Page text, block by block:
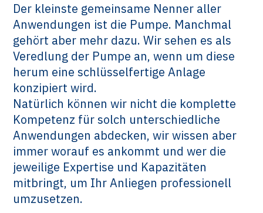
Der kleinste gemeinsame Nenner aller
Anwendungen ist die Pumpe. Manchmal
gehört aber mehr dazu. Wir sehen es als
Veredlung der Pumpe an, wenn um diese
herum eine schlüsselfertige Anlage
konzipiert wird.
Natürlich können wir nicht die komplette
Kompetenz für solch unterschiedliche
Anwendungen abdecken, wir wissen aber
immer worauf es ankommt und wer die
jeweilige Expertise und Kapazitäten
mitbringt, um Ihr Anliegen professionell
umzusetzen.